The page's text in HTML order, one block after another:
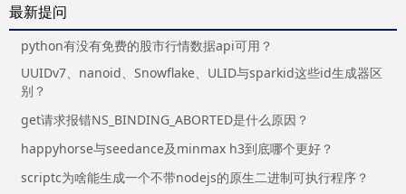
最新提问
python有没有免费的股市行情数据api可用？
UUIDv7、nanoid、Snowflake、ULID与sparkid这些id生成器区
别？
get请求报错NS_BINDING_ABORTED是什么原因？
happyhorse与seedance及minmax h3到底哪个更好？
scriptc为啥能生成一个不带nodejs的原生二进制可执行程序？